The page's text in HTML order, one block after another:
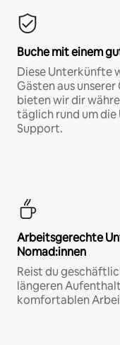
Buche mit einem
Diese Unterkünfte
Gästen aus
bieten wir dir
täglich rund um
Support.
Arbeitsgerechte
Nomad:innen
Reist du
längeren
komfortablen